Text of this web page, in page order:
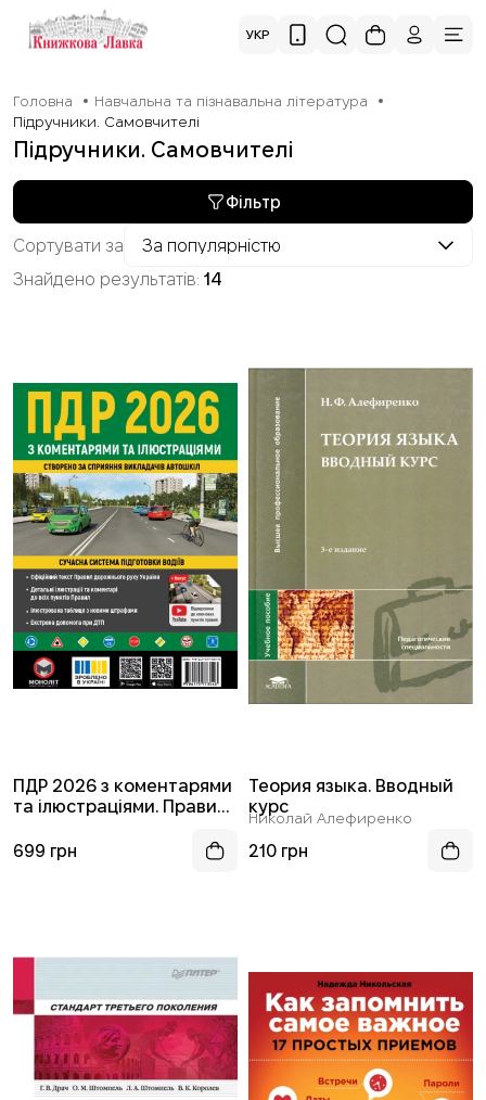
УКР
Головна
Навчальна та пізнавальна література
Підручники. Самовчителі
Підручники. Самовчителі
Знайдено результатів: 14
Сортувати за За популярністю
Фільтр
ПДР 2026 з коментарями
та ілюстраціями. Правила
коментарями та
699 грн
Теория языка. Вводный
курс
Николай Алефиренко
210 грн